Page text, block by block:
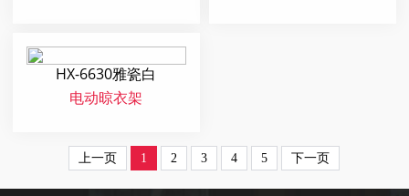
HX-6630雅瓷白
电动晾衣架
上一页 1 2 3 4 5 下一页